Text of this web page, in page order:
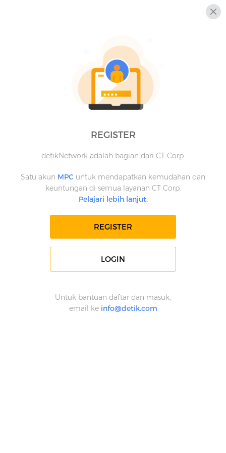
REGISTER
detikNetwork adalah bagian dari CT Corp.
Satu akun MPC untuk mendapatkan kemudahan dan
keuntungan di semua layanan CT Corp.
Pelajari lebih lanjut.
REGISTER
LOGIN
Untuk bantuan daftar dan masuk,
email ke info@detik.com